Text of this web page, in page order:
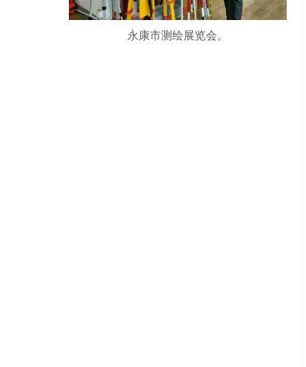
永康市测绘展览会。